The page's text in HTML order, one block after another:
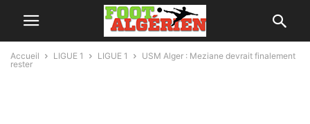
Accueil LIGUE 1 LIGUE 1
USM Alger : Meziane devrait finalement
rester